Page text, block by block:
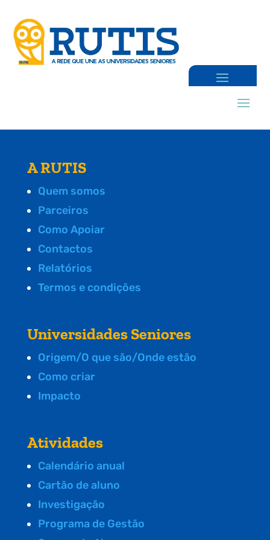
A RUTIS
Quem somos
Parceiros
Como Apoiar
Contactos
Relatórios
Termos e condições
Universidades Seniores
Origem/O que são/Onde estão
Como criar
Impacto
Atividades
Calendário anual
Cartão de aluno
Investigação
Programa de Gestão